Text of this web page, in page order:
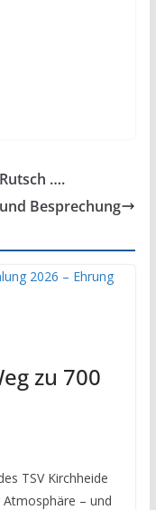
….
Besprechung
zu 700
TSV Kirchheide
– und